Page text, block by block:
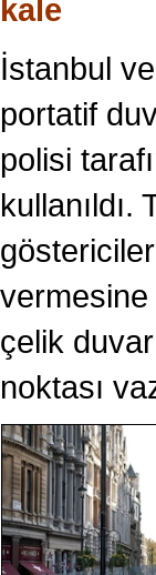
kale
İstanbul ve
portatif
polisi
kullanıldı.
vermesine
çelik
noktası